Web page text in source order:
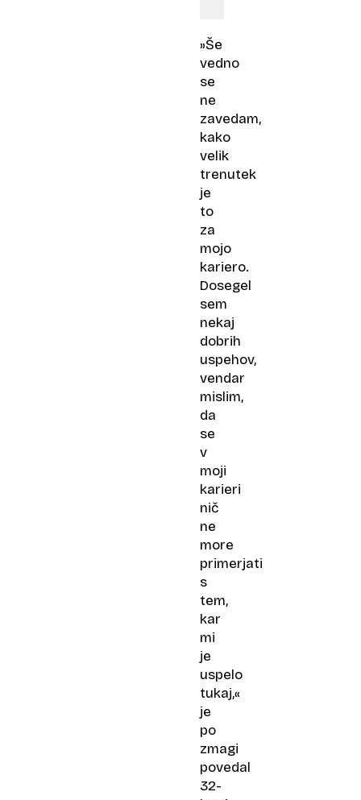
»Še
vedno
se
ne
zavedam,
kako
velik
trenutek
je
to
za
mojo
kariero.
Dosegel
sem
nekaj
dobrih
uspehov,
vendar
mislim,
da
se
v
moji
karieri
nič
ne
more
primerjati
s
tem,
kar
mi
je
uspelo
tukaj,«
je
po
zmagi
povedal
32-